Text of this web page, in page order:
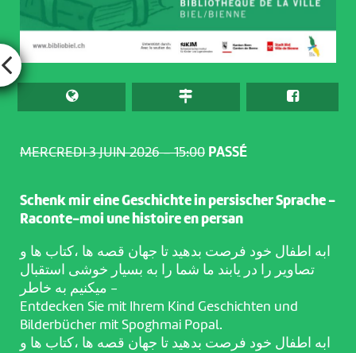
MERCREDI 3 JUIN 2026 – 15:00 PASSÉ
Schenk mir eine Geschichte in persischer Sprache -
Raconte-moi une histoire en persan
ابه اطفال خود فرصت بدهید تا جهان قصه ها ،کتاب ها و
تصاویر را در یابند ما شما را به بسیار خوشی استقبال
میکنیم به خاطر -
Entdecken Sie mit Ihrem Kind Geschichten und
Bilderbücher mit Spoghmai Popal.
ابه اطفال خود فرصت بدهید تا جهان قصه ها ،کتاب ها و